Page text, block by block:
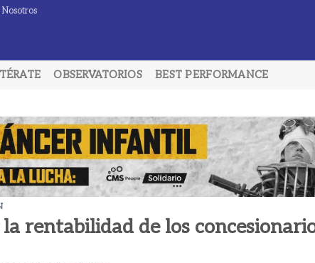
OBSERVATORIOS BEST PERFORMANCE
rentabilidad de los